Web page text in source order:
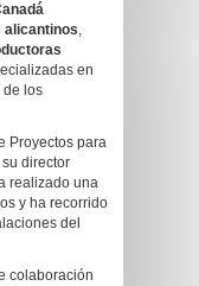
alicantinos,
en
de los
Proyectos para
director
realizado una
y ha recorrido
del
colaboración